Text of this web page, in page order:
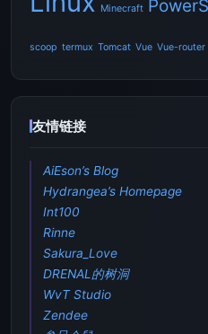
Minecraft
scoop termux Tomcat Vue Vue-router
友情链接
AiEson’s Blog
Hydrangea’s Homepage
Int100
Rinne
Sakura_Love
DRENAL的树洞
WvT Studio
Zendee